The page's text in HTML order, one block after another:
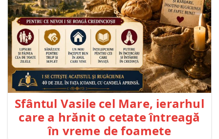
Sfântul Vasile cel Mare, ierarhul
care a hrănit o cetate întreagă
în vreme de foamete